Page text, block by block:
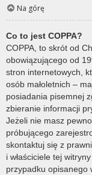
Na górę
Co to jest COPPA?
COPPA, to skrót od
obowiązującego od
stron internetowych,
osób małoletnich –
posiadania pisemnej
zbieranie informacji
Jeżeli nie masz
próbującego
skontaktuj się z
i właściciele tej
przypadku opisanego